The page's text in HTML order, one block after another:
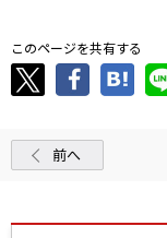
このページを共有する
前へ